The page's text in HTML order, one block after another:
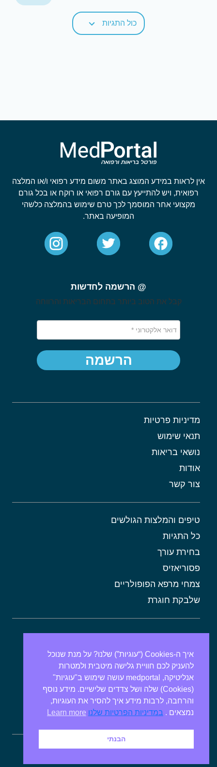
כול התגיות
אין לראות במידע המוצג באתר משום מידע רפואי ו/או המלצה
רפואית, ויש להתייעץ עם גורם רפואי או רוקח או בכל גורם
מקצועי אחר המוסמך לכך טרם שימוש בהמלצה כלשהי
המופיעה באתר.
מדיניות פרטיות
תנאי שימוש
נושאי בריאות
אודות
צור קשר
טיפים והמלצות הגולשים
כל התגיות
בחירת עורך
פסוריאזיס
צמחי מרפא הפופולריים
שלבקת חוגרת
אורטיקריה
מתכונים בריאים
אבנים בכיס המרה
מרולה
מורינגה
אלוורה
@ הרשמה לחדשות
קבל את הטוב ביותר בתחום הבריאות והרווחה
הרשמה
איך ה-Cookies (“עוגיות”) שלנו? על מנת שנוכל
להעניק לכם חוויית גלישה מיטבית ולמטרות
אנליטיקה, medportal עושה שימוש ב"עוגיות"
(Cookies) שלה ושל צדדים שלישיים. מידע נוסף
והרחבה, לרבות מידע איך להסיר את העוגיות,
נמצאים . במדיניות הפרטיות שלנו Learn more
הבנתי